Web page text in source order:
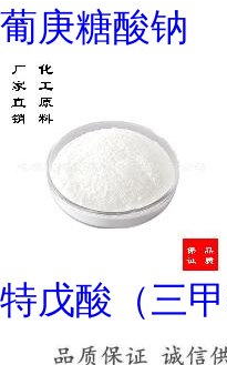
葡庚糖酸钠
特戊酸（三甲